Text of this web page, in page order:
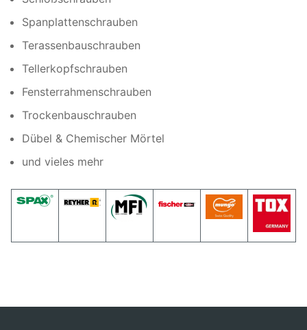
Spanplattenschrauben
Terassenbauschrauben
Tellerkopfschrauben
Fensterrahmenschrauben
Trockenbauschrauben
Dübel & Chemischer Mörtel
und vieles mehr